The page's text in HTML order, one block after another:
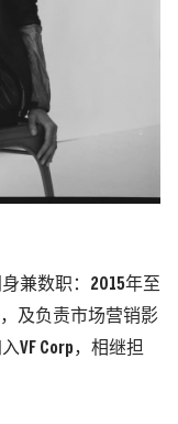
兼数职：2015年至
及负责市场营销影
VF Corp，相继担